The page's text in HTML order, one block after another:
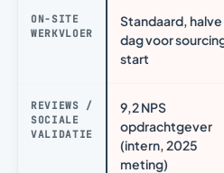
ON-SITE
WERKVLOER
Standaard, halve
dag voor
start
REVIEWS /
SOCIALE
VALIDATIE
9,2 NPS
opdrachtgever
(intern, 2025
meting)